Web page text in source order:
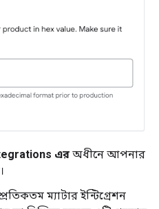
এর অধীনে আপনার
ম্যাটার ইন্টিগ্রেশন